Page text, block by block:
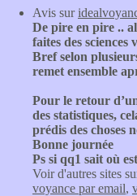
Avis sur
De pire en pire ..
faites des sciences
Bref selon
remet ensemble
Pour le retour
des statistiques,
prédis des choses
Bonne journée
Ps si qq1 sait où
Voir d'autres sites
voyance par email,